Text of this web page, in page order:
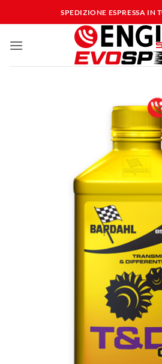
ai
SPEDIZIONE ESPRESSA IN